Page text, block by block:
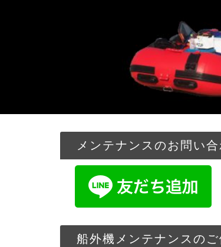
メンテナンスのお問い
船外機メンテナンスの